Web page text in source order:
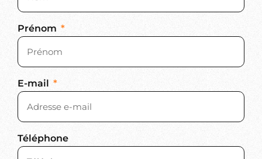
Prénom
E-mail
Téléphone